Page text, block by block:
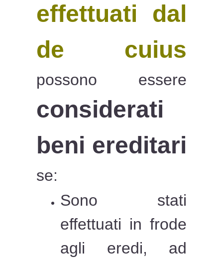
effettuati dal
de cuius
possono essere
considerati
beni ereditari
se:
Sono stati
effettuati in frode
agli eredi, ad